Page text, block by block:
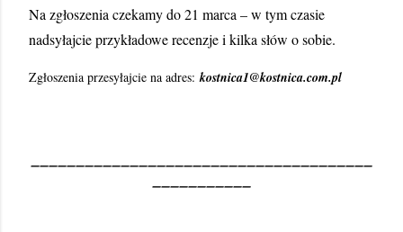
Na zgłoszenia czekamy do 21 marca – w tym czasie
nadsyłajcie przykładowe recenzje i kilka słów o sobie.
Zgłoszenia przesyłajcie na adres: kostnica1@kostnica.com.pl